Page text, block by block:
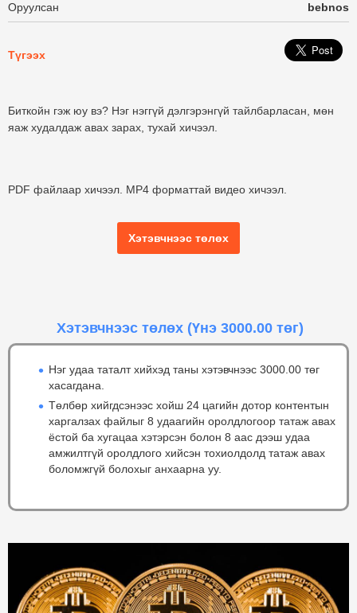
Оруулсан bebnos
Түгээх
Биткойн гэж юу вэ? Нэг нэггүй дэлгэрэнгүй тайлбарласан, мөн
яаж худалдаж авах зарах, тухай хичээл.
PDF файлаар хичээл. MP4 форматтай видео хичээл.
Хэтэвчнээс төлөх
Хэтэвчнээс төлөх (Үнэ 3000.00 төг)
Нэг удаа таталт хийхэд таны хэтэвчнээс 3000.00 төг
хасагдана.
Төлбөр хийгдсэнээс хойш 24 цагийн дотор контентын
харгалзах файлыг 8 удаагийн оролдлогоор татаж авах
ёстой ба хугацаа хэтэрсэн болон 8 аас дээш удаа
амжилтгүй оролдлого хийсэн тохиолдолд татаж авах
боломжгүй болохыг анхаарна уу.